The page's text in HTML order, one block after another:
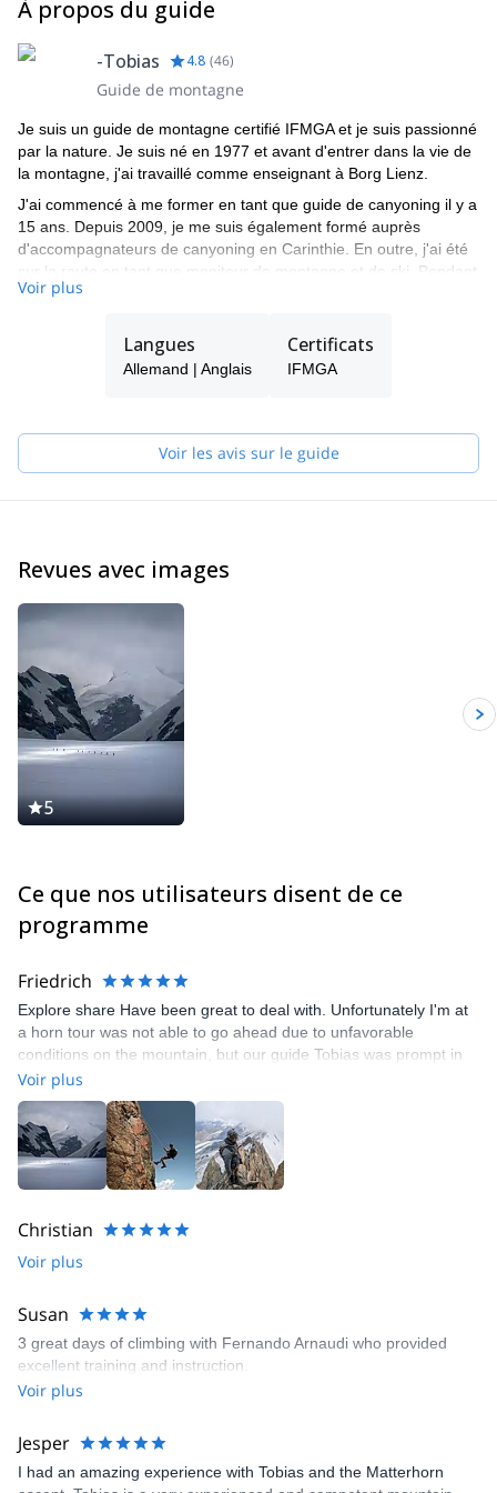
À propos du guide
-Tobias 4.8 (46)
Guide de montagne
Je suis un guide de montagne certifié IFMGA et je suis passionné
par la nature. Je suis né en 1977 et avant d'entrer dans la vie de
la montagne, j'ai travaillé comme enseignant à Borg Lienz.
J'ai commencé à me former en tant que guide de canyoning il y a
15 ans. Depuis 2009, je me suis également formé auprès
d'accompagnateurs de canyoning en Carinthie. En outre, j'ai été
sur la route en tant que moniteur de montagne et de ski. Pendant
les étés, j'ai beaucoup guidé en Suisse, où j'ai emmené mes
d'altitude. Ma "devise" en montagne et dans la vie a toujours été
la même : "Ne jamais cesser d'explorer".
montagnes escarpées et de grandes pistes de ski, en mettant
l'accent sur la sécurité.
Voir plus
Langues
Allemand | Anglais
Certificats
IFMGA
Voir les avis sur le guide
Revues avec images
5
Ce que nos utilisateurs disent de ce
programme
Friedrich
Explore share Have been great to deal with. Unfortunately I'm at
a horn tour was not able to go ahead due to unfavorable
conditions on the mountain, but our guide Tobias was prompt in
providing us with some alternatives which would align with our
travel arrangements. Tobias is very competent and
knowledgeable about the swiss mountains, throughout our tours
together I felt very comfortable and safe considering the alpine
environment.
Voir plus
Christian
Voir plus
Susan
3 great days of climbing with Fernando Arnaudi who provided
excellent training and instruction.
Voir plus
Jesper
I had an amazing experience with Tobias and the Matterhorn